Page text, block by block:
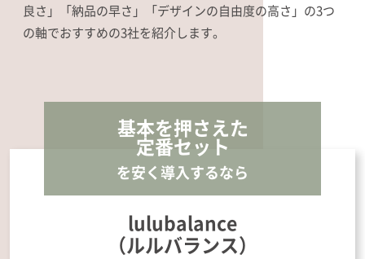
良さ」「納品の早さ」「デザインの自由度の高さ」の3つ
の軸でおすすめの3社を紹介します。
基本を押さえた
定番セット
を安く導入するなら
lulubalance
（ルルバランス）